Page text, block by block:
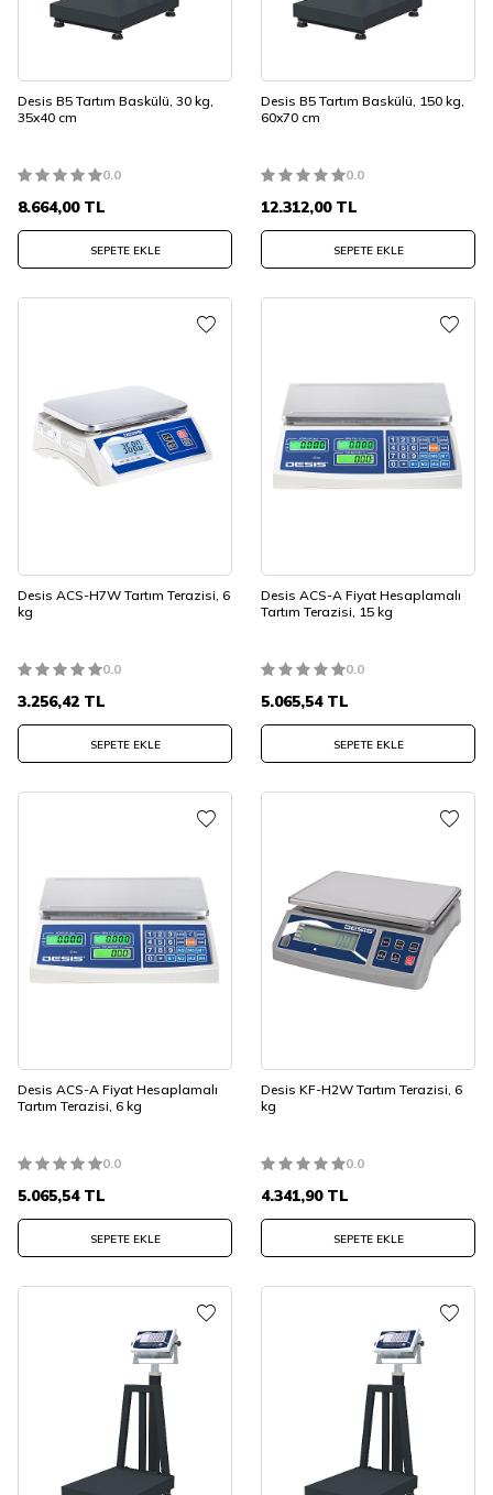
Desis B5 Tartım Baskülü, 30 kg,
35x40 cm
0.0
8.664,00TL
SEPETE EKLE
Desis B5 Tartım Baskülü, 150 kg,
60x70 cm
0.0
12.312,00TL
SEPETE EKLE
Desis ACS-H7W Tartım Terazisi, 6
kg
0.0
3.256,42 TL
SEPETE EKLE
Desis ACS-A Fiyat Hesaplamalı
Tartım Terazisi, 15 kg
0.0
5.065,54TL
SEPETE EKLE
Desis ACS-A Fiyat Hesaplamalı
Tartım Terazisi, 6 kg
0.0
5.065,54TL
SEPETE EKLE
Desis KF-H2W Tartım Terazisi, 6
kg
0.0
4.341,90TL
SEPETE EKLE